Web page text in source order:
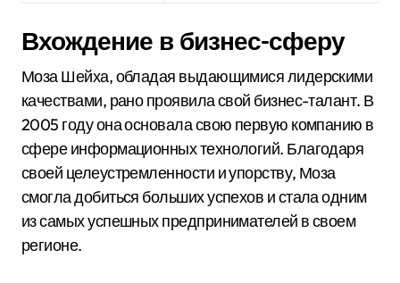
Вхождение в бизнес-сферу
Моза Шейха, обладая выдающимися лидерскими
качествами, рано проявила свой бизнес-талант. В
2005 году она основала свою первую компанию в
сфере информационных технологий. Благодаря
своей целеустремленности и упорству, Моза
смогла добиться больших успехов и стала одним
из самых успешных предпринимателей в своем
регионе.